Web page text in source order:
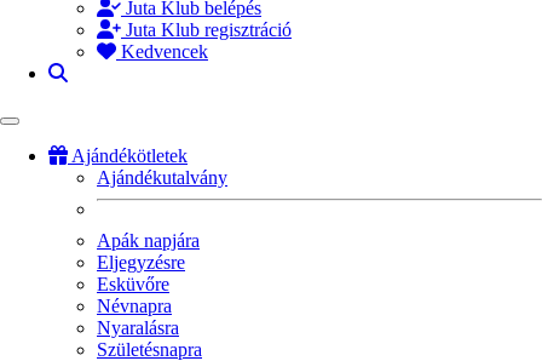
Juta Klub belépés
Juta Klub regisztráció
Kedvencek
Ajándékötletek
Ajándékutalvány
Apák napjára
Eljegyzésre
Esküvőre
Névnapra
Nyaralásra
Születésnapra